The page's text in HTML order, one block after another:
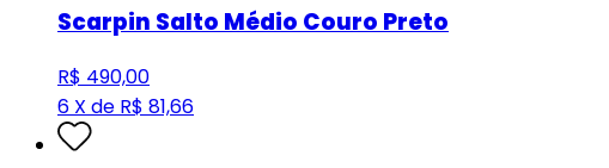
Scarpin Salto Médio Couro Preto
R$ 490,00
6 X de R$ 81,66